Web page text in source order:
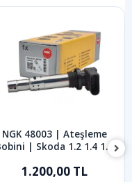
NGK 48003 | Ateşleme
| Skoda 1.2 1.4 1.6
Octavia Roomster 2002-
1.200,00 TL